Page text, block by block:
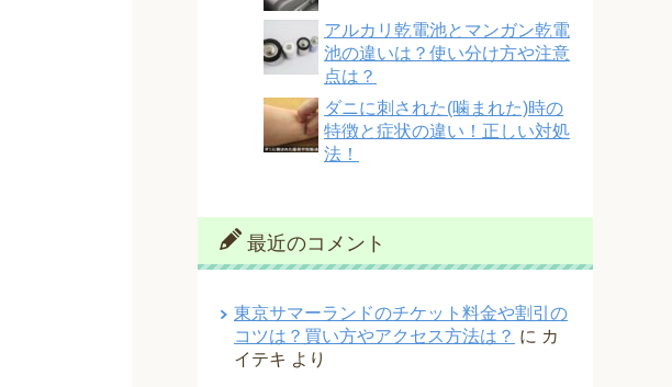
アルカリ乾電池とマンガン乾電
池の違いは？使い分け方や注意
点は？
ダニに刺された(噛まれた)時の
特徴と症状の違い！正しい対処
法！
最近のコメント
東京サマーランドのチケット料金や割引の
コツは？買い方やアクセス方法は？ に カ
イテキ より